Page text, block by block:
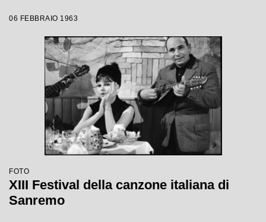
06 FEBBRAIO 1963
FOTO
XIII Festival della canzone italiana di
Sanremo